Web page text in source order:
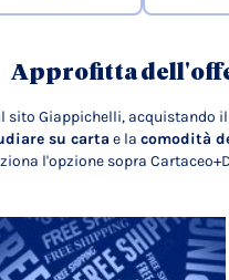
Approfitta
sito Giappichelli, acquistando
su carta e la comodità
l'opzione sopra